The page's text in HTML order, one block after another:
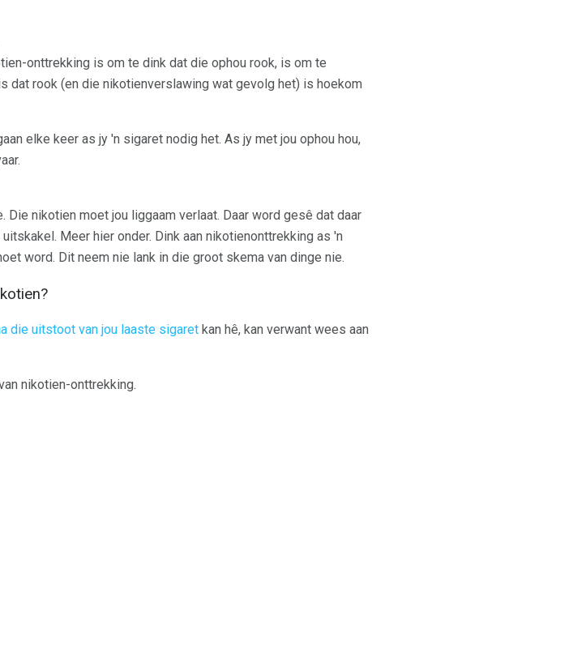
onttrekking is om te dink dat die ophou rook, is om te
dat rook (en die nikotienverslawing wat gevolg het) is hoekom
elke keer as jy 'n sigaret nodig het. As jy met jou ophou hou,
nikotien moet jou liggaam verlaat. Daar word gesê dat daar
Meer hier onder. Dink aan nikotienonttrekking as 'n
word. Dit neem nie lank in die groot skema van dinge nie.
die uitstoot van jou laaste sigaret kan hê, kan verwant wees aan
nikotien-onttrekking.